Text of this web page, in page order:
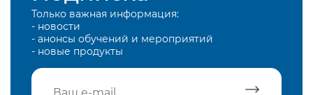
Только важная информация:
- новости
- анонсы обучений и мероприятий
- новые продукты